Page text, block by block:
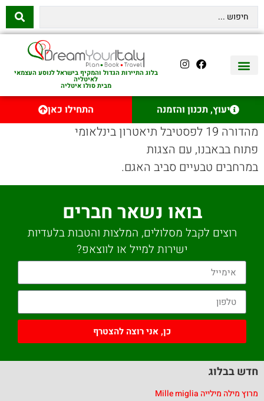
בלוג התיירות הגדול והמקיף בישראל לנוסע העצמאי
לאיטליה
מבית סולו איטליה
יעוץ, תכנון והזמנה התחילו כאן
מהדורה 19 לפסטיבל תיאטרון בינלאומי
פתוח בבאבנו, עם הצגות
במרחבים טבעיים סביב האגם.
בואו נשאר חברים
רוצים לקבל מסלולים, המלצות והטבות בלעדיות
ישירות למייל או לווצאפ?
כן, אני רוצה להצטרף
חדש בבלוג
מרוץ מילה מילייה Mille miglia